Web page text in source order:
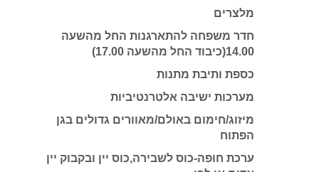
מלצרים
חדר משפחה להתארגנות החל מהשעה
14.00(כיבוד החל מהשעה 17.00)
כספת ותיבת מתנות
מערכות ישיבה אלטרנטיביות
מיזוג/חימום באולם/מאוורים גדולים בגן
הפתוח
ערכת חופה-כוס לשבירה,כוס יין ובקבוק יין